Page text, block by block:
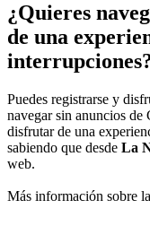
¿Quieres
de una
Puedes registrarse y
navegar sin anuncios de
disfrutar de una
sabiendo que desde La
web.
Más información sobre la